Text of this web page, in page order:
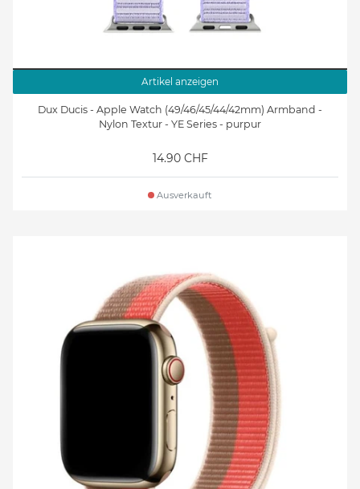
Artikel anzeigen
Dux Ducis - Apple Watch (49/46/45/44/42mm) Armband -
Nylon Textur - YE Series - purpur
14.90 CHF
Ausverkauft